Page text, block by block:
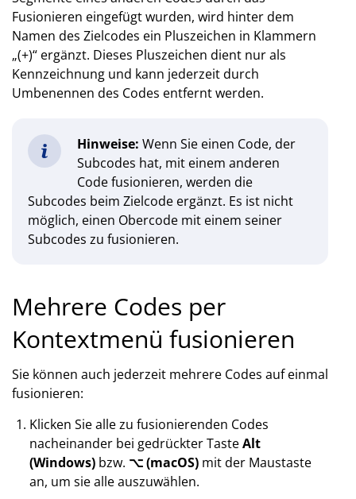
Fusionieren eingefügt wurden, wird hinter dem
Namen des Zielcodes ein Pluszeichen in Klammern
„(+)“ ergänzt. Dieses Pluszeichen dient nur als
Kennzeichnung und kann jederzeit durch
Umbenennen des Codes entfernt werden.
Hinweise: Wenn Sie einen Code, der
Subcodes hat, mit einem anderen
Code fusionieren, werden die
Subcodes beim Zielcode ergänzt. Es ist nicht
möglich, einen Obercode mit einem seiner
Subcodes zu fusionieren.
Mehrere Codes per
Kontextmenü fusionieren
Sie können auch jederzeit mehrere Codes auf einmal
fusionieren:
Klicken Sie alle zu fusionierenden Codes
nacheinander bei gedrückter TasteAlt
(Windows) bzw. ⌥ (macOS) mit der Maustaste
an, um sie alle auszuwählen.